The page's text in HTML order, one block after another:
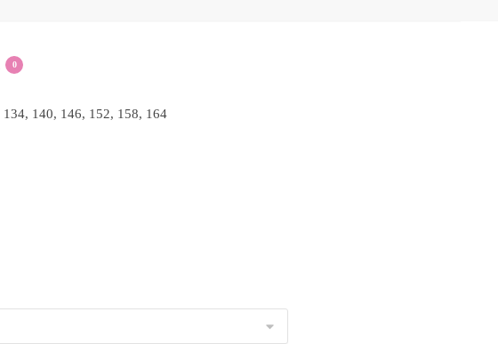
0
134, 140, 146, 152, 158, 164